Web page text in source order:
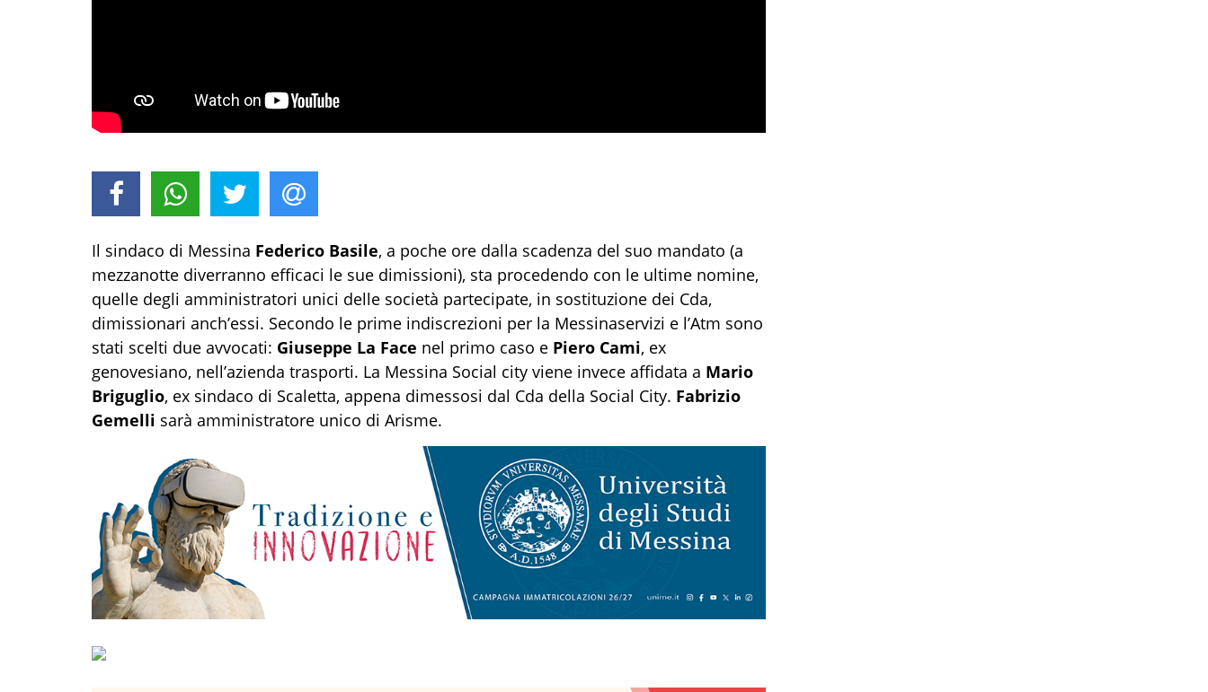
Il sindaco di Messina Federico Basile, a poche ore dalla scadenza del suo mandato (a
mezzanotte diverranno efficaci le sue dimissioni), sta procedendo con le ultime nomine,
quelle degli amministratori unici delle società partecipate, in sostituzione dei Cda,
dimissionari anch’essi. Secondo le prime indiscrezioni per la Messinaservizi e l’Atm sono
stati scelti due avvocati: Giuseppe La Face nel primo caso e Piero Cami, ex
genovesiano, nell’azienda trasporti. La Messina Social city viene invece affidata a Mario
Briguglio, ex sindaco di Scaletta, appena dimessosi dal Cda della Social City. Fabrizio
Gemelli sarà amministratore unico di Arisme.